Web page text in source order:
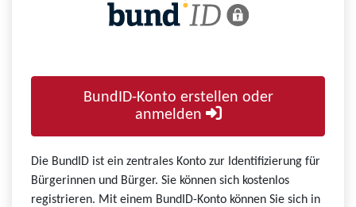
BundID-Konto erstellen oder
anmelden
Die BundID ist ein zentrales Konto zur Identifizierung für
Bürgerinnen und Bürger. Sie können sich kostenlos
registrieren. Mit einem BundID-Konto können Sie sich in